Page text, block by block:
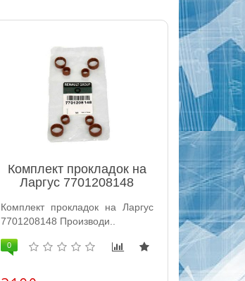
Комплект прокладок на
Ларгус 7701208148
Комплект прокладок на Ларгус
7701208148 Производи..
0